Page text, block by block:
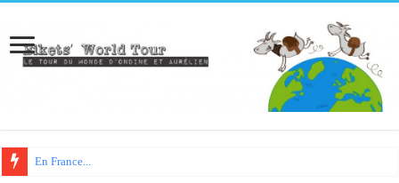
En France...